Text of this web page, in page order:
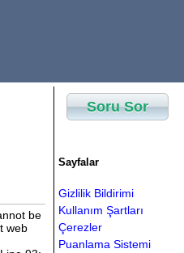
var allImages; var imgCount; var current = 0; $(document).ready(function ($) { allImages = $(".slideWrapper img"); imgCount = allImages.length; setInterval(slide, 3500); }); function slide() { if (current == (imgCount - 1)) { allImages.fadeOut(600).eq(0).fadeIn(600); current = 0; } else { current++; allImages.fadeOut(600).eq(current).fadeIn(600); } } </script> </asp:Content> <asp:Content ID="Content2" ContentPlaceHolderID="ContentPlac
Soru Sor
Sayfalar
Gizlilik Bildirimi
Kullanım Şartları
Çerezler
Puanlama Sistemi